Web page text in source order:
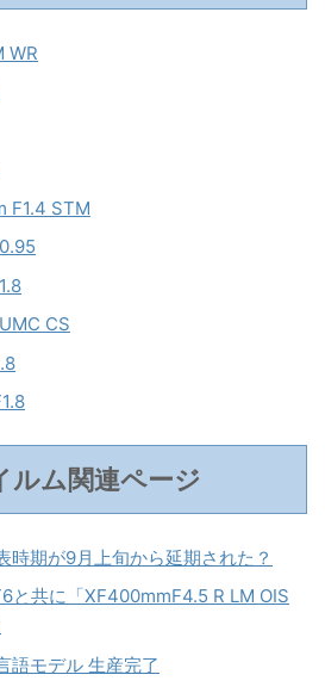
WR
F1.4 STM
CS
ルム関連ページ
時期が9月上旬から延期された？
と共に「XF400mmF4.5 R LM OIS
語モデル 生産完了